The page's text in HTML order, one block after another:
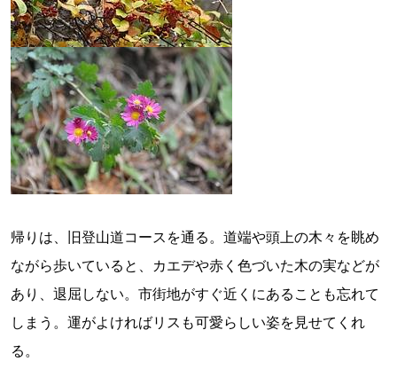
帰りは、旧登山道コースを通る。道端や頭上の木々を眺め
ながら歩いていると、カエデや赤く色づいた木の実などが
あり、退屈しない。市街地がすぐ近くにあることも忘れて
しまう。運がよければリスも可愛らしい姿を見せてくれ
る。